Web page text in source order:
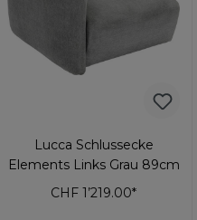
Lucca Schlussecke
Elements Links Grau 89cm
CHF 1’219.00*